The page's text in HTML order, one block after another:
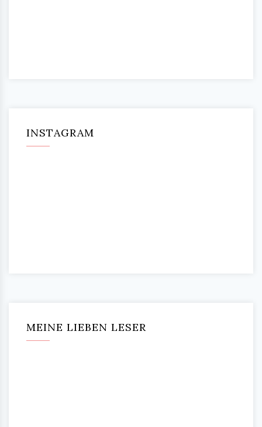
INSTAGRAM
MEINE LIEBEN LESER